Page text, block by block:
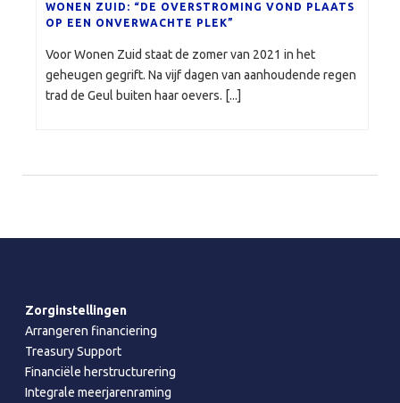
WONEN ZUID: “DE OVERSTROMING VOND PLAATS
OP EEN ONVERWACHTE PLEK”
Voor Wonen Zuid staat de zomer van 2021 in het
geheugen gegrift. Na vijf dagen van aanhoudende regen
trad de Geul buiten haar oevers. [...]
Zorginstellingen
Arrangeren financiering
Treasury Support
Financiële herstructurering
Integrale meerjarenraming